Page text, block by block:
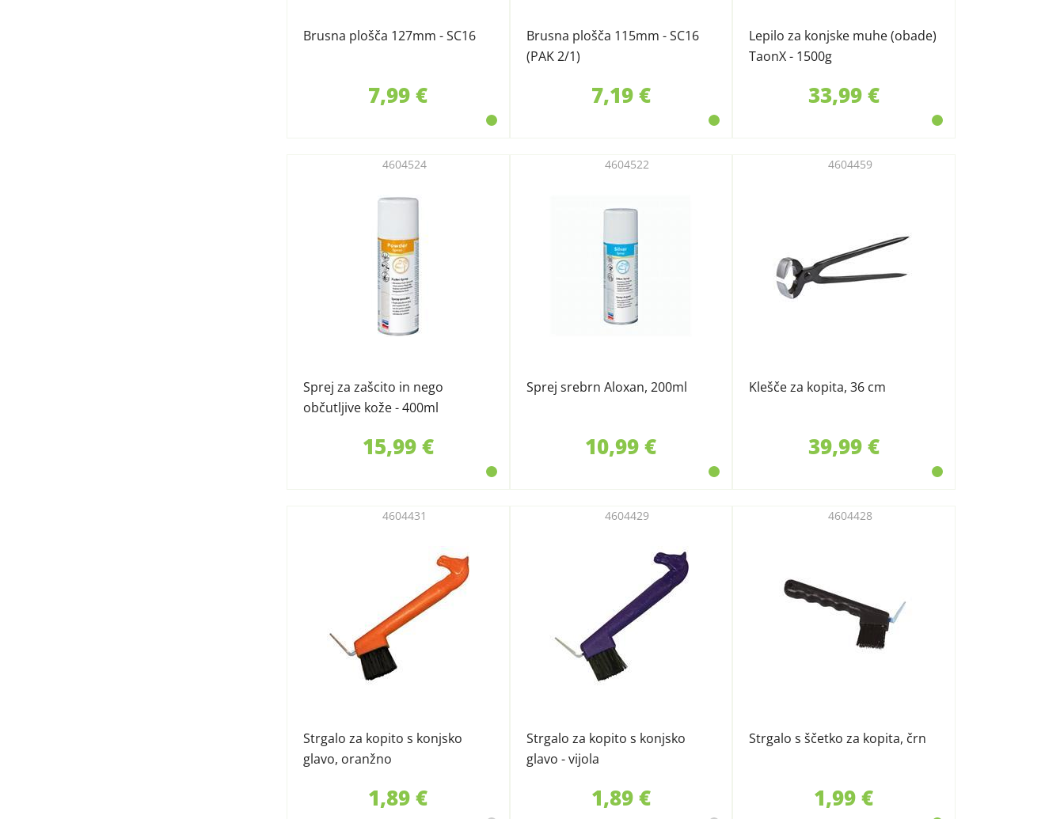
Brusna plošča 127mm - SC16
7,99 €
Brusna plošča 115mm - SC16
(PAK 2/1)
7,19 €
Lepilo za konjske muhe (obade)
TaonX - 1500g
33,99 €
Sprej za zašcito in nego
občutljive kože - 400ml
4604524
15,99 €
Sprej srebrn Aloxan, 200ml
4604522
10,99 €
Klešče za kopita, 36 cm
4604459
39,99 €
Strgalo za kopito s konjsko
glavo, oranžno
4604431
1,89 €
Strgalo za kopito s konjsko
glavo - vijola
4604429
1,89 €
Strgalo s ščetko za kopita, črn
4604428
1,99 €